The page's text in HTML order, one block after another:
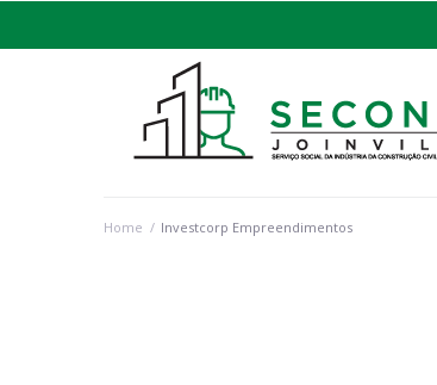
Home / Investcorp Empreendimentos